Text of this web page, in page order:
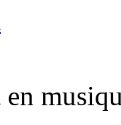
en